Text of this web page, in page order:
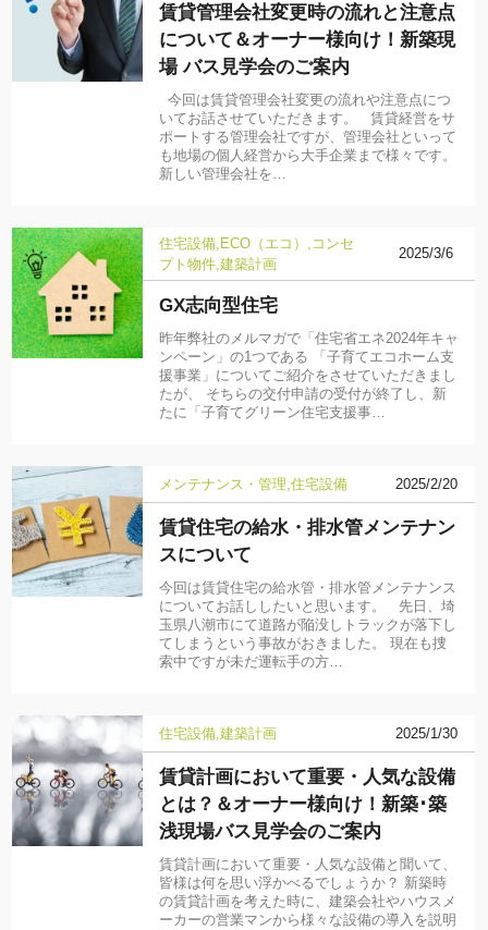
賃貸管理会社変更時の流れと注意点
について＆オーナー様向け！新築現
場 バス見学会のご案内
今回は賃貸管理会社変更の流れや注意点につ
いてお話させていただきます。 賃貸経営をサ
ポートする管理会社ですが、管理会社といって
も地場の個人経営から大手企業まで様々です。
新しい管理会社を…
住宅設備 ECO（エコ）
コンセ
プト物件 建築計画
2025/3/6
GX志向型住宅
昨年弊社のメルマガで「住宅省エネ2024年キャ
ンペーン」の1つである 「子育てエコホーム支
援事業」についてご紹介をさせていただきまし
たが、 そちらの交付申請の受付が終了し、新
たに「子育てグリーン住宅支援事…
メンテナンス・管理 住宅設備 2025/2/20
賃貸住宅の給水・排水管メンテナン
スについて
今回は賃貸住宅の給水管・排水管メンテナンス
についてお話ししたいと思います。 先日、埼
玉県八潮市にて道路が陥没しトラックが落下し
てしまうという事故がおきました。 現在も捜
索中ですが未だ運転手の方…
住宅設備 建築計画 2025/1/30
賃貸計画において重要・人気な設備
とは？＆オーナー様向け！新築･築
浅現場バス見学会のご案内
賃貸計画において重要・人気な設備と聞いて、
皆様は何を思い浮かべるでしょうか？ 新築時
の賃貸計画を考えた時に、建築会社やハウスメ
ーカーの営業マンから様々な設備の導入を説明